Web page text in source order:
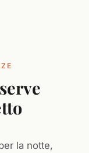
la notte,